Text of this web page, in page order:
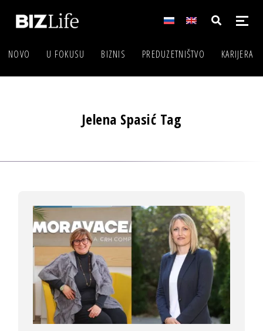
NOVO U FOKUSU BIZNIS PREDUZETNIŠTVO KARIJERA
Jelena Spasić Tag